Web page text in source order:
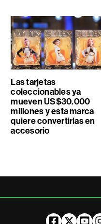
Las tarjetas
coleccionables ya
mueven US$30.000
millones y esta marca
quiere convertirlas en
accesorio